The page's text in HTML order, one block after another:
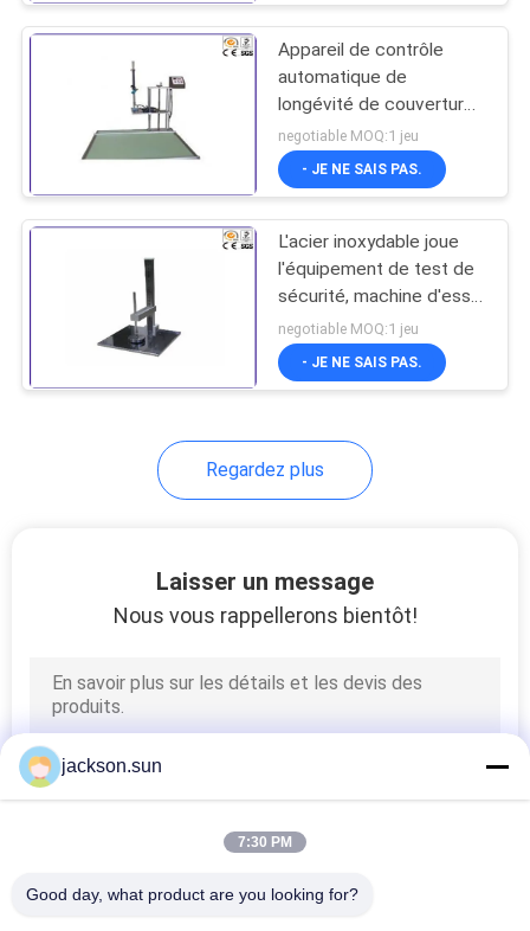
Appareil de contrôle
automatique de
longévité de couverture
de coffre à jouets
d'équipement d'essai de
jouets d'ordinateur micro
negotiable MOQ:1 jeu
- JE NE SAIS PAS.
L'acier inoxydable joue
l'équipement de test de
sécurité, machine d'essai
d'impact des jouets 1kg
d'EN71 -1
negotiable MOQ:1 jeu
- JE NE SAIS PAS.
Regardez plus
Laisser un message
Nous vous rappellerons bientôt!
jackson.sun
7:30 PM
Good day, what product are you looking for?